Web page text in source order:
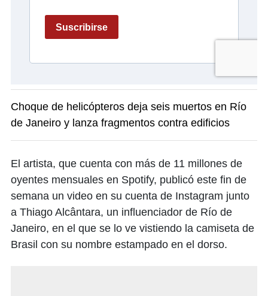
Choque de helicópteros deja seis muertos en Río
de Janeiro y lanza fragmentos contra edificios
El artista, que cuenta con más de 11 millones de
oyentes mensuales en Spotify, publicó este fin de
semana un video en su cuenta de Instagram junto
a Thiago Alcântara, un influenciador de Río de
Janeiro, en el que se lo ve vistiendo la camiseta de
Brasil con su nombre estampado en el dorso.